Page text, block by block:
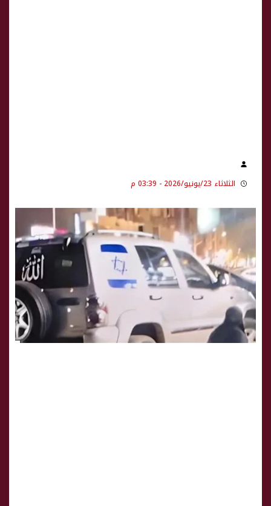
الثلاثاء 23/يونيو/2026 - 03:39 م